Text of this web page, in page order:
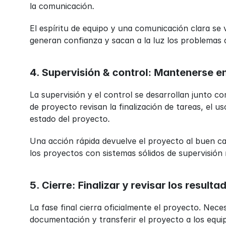
la comunicación.
El espíritu de equipo y una comunicación clara
generan confianza y sacan a la luz los problemas
4. Supervisión & control: Mantenerse
La supervisión y el control se desarrollan junto
de proyecto revisan la finalización de tareas, el
estado del proyecto.
Una acción rápida devuelve el proyecto al buen
los proyectos con sistemas sólidos de
5. Cierre: Finalizar y revisar los
La fase final cierra oficialmente el proyecto.
documentación y transferir el proyecto a los